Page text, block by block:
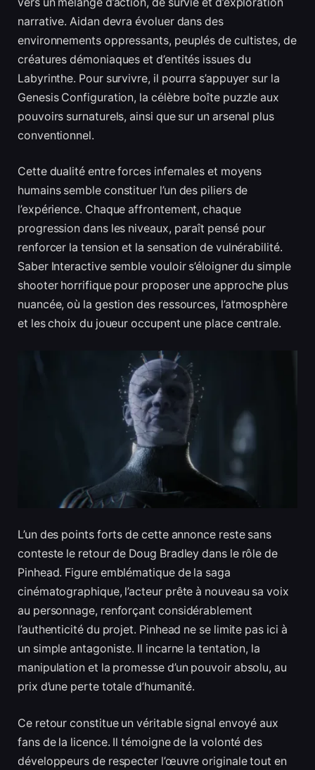
narrative. Aidan devra évoluer dans des
environnements oppressants, peuplés de cultistes, de
créatures démoniaques et d’entités issues du
Labyrinthe. Pour survivre, il pourra s’appuyer sur la
Genesis Configuration, la célèbre boîte puzzle aux
pouvoirs surnaturels, ainsi que sur un arsenal plus
conventionnel.
Cette dualité entre forces infernales et moyens
humains semble constituer l’un des piliers de
l’expérience. Chaque affrontement, chaque
progression dans les niveaux, paraît pensé pour
renforcer la tension et la sensation de vulnérabilité.
Saber Interactive semble vouloir s’éloigner du simple
shooter horrifique pour proposer une approche plus
nuancée, où la gestion des ressources, l’atmosphère
et les choix du joueur occupent une place centrale.
L’un des points forts de cette annonce reste sans
conteste le retour de Doug Bradley dans le rôle de
Pinhead. Figure emblématique de la saga
cinématographique, l’acteur prête à nouveau sa voix
au personnage, renforçant considérablement
l’authenticité du projet. Pinhead ne se limite pas ici à
un simple antagoniste. Il incarne la tentation, la
manipulation et la promesse d’un pouvoir absolu, au
prix d’une perte totale d’humanité.
Ce retour constitue un véritable signal envoyé aux
fans de la licence. Il témoigne de la volonté des
développeurs de respecter l’œuvre originale tout en